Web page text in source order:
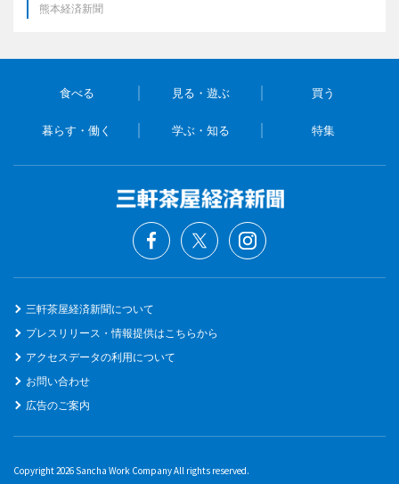
熊本経済新聞
食べる 見る・遊ぶ 買う
暮らす・働く 学ぶ・知る 特集
三軒茶屋経済新聞について
プレスリリース・情報提供はこちらから
アクセスデータの利用について
お問い合わせ
広告のご案内
Copyright 2026 Sancha Work Company All rights reserved.